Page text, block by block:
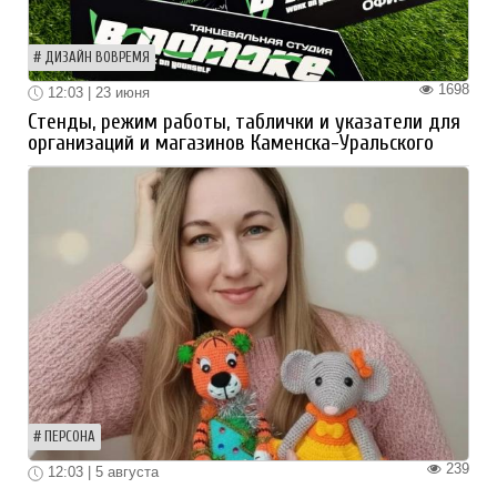
ДИЗАЙН ВОВРЕМЯ
1698
12:03 | 23 июня
Стенды, режим работы, таблички и указатели для
организаций и магазинов Каменска-Уральского
ПЕРСОНА
239
12:03 | 5 августа